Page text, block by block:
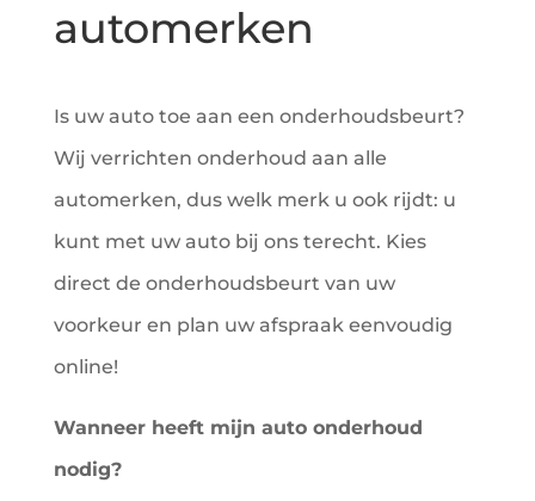
automerken
Is uw auto toe aan een onderhoudsbeurt?
Wij verrichten onderhoud aan alle
automerken, dus welk merk u ook rijdt: u
kunt met uw auto bij ons terecht. Kies
direct de onderhoudsbeurt van uw
voorkeur en plan uw afspraak eenvoudig
online!
Wanneer heeft mijn auto onderhoud
nodig?